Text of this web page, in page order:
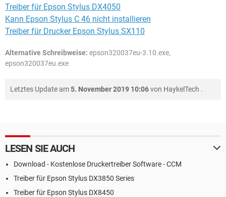
Treiber für Epson Stylus DX4050
Kann Epson Stylus C 46 nicht installieren
Treiber für Drucker Epson Stylus SX110
Alternative Schreibweise: epson320037eu-3.10.exe,
epson320037eu.exe
Letztes Update am5. November 2019 10:06von HaykelTech .
LESEN SIE AUCH
Download - Kostenlose Druckertreiber Software - CCM
Treiber für Epson Stylus DX3850 Series
Treiber für Epson Stylus DX8450